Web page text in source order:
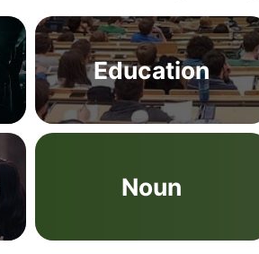
Education
Noun